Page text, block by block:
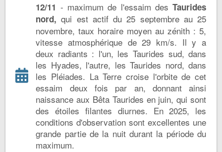
12/11 - maximum de l'essaim desTaurides
nord, qui est actif du 25 septembre au 25
novembre, taux horaire moyen au zénith : 5,
vitesse atmosphérique de 29 km/s. Il y a
deux radiants : l'un, les Taurides sud, dans
les Hyades, l'autre, les Taurides nord, dans
les Pléiades. La Terre croise l'orbite de cet
essaim deux fois par an, donnant ainsi
naissance aux Bêta Taurides en juin, qui sont
des étoiles filantes diurnes. En 2025, les
conditions d'observation sont excellentes une
grande partie de la nuit durant la période du
maximum.